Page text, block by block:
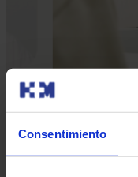
Consentimiento